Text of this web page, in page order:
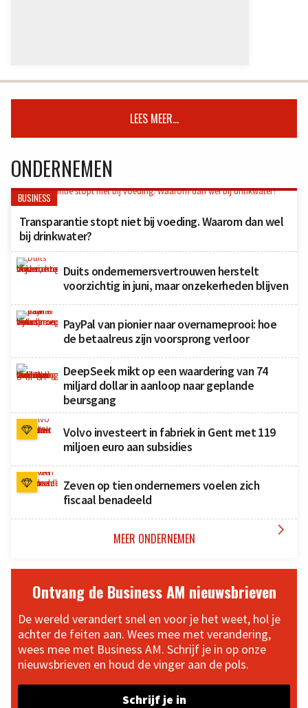
LEES MEER...
ONDERNEMEN
BUSINESS
Transparantie stopt niet bij voeding. Waarom dan wel
bij drinkwater?
Duits ondernemersvertrouwen herstelt
voorzichtig in juni, maar onzekerheden blijven
PayPal van pionier naar overnameprooi: hoe
de betaalreus zijn voorsprong verloor
DeepSeek mikt op een waardering van 74
miljard dollar in aanloop naar geplande
beursgang
Volvo investeert in fabriek in Gent met 119
miljoen euro aan subsidies
Zeven op tien ondernemers voelen zich
fiscaal benadeeld
MEER ONDERNEMEN 
Ontvang de Business AM nieuwsbrieven
De wereld verandert snel en voor je het weet, hol je
achter de feiten aan. Wees mee met verandering,
wees mee met Business AM. Schrijf je in op onze
nieuwsbrieven en houd de vinger aan de pols.
Schrijf je in